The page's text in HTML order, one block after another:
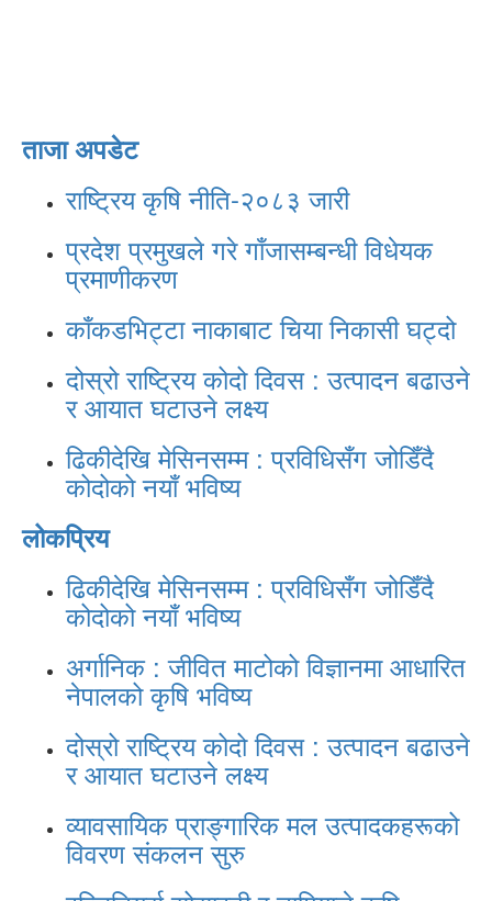
ताजा अपडेट
राष्ट्रिय कृषि नीति-२०८३ जारी
प्रदेश प्रमुखले गरे गाँजासम्बन्धी विधेयक
प्रमाणीकरण
काँकडभिट्टा नाकाबाट चिया निकासी घट्दो
दोस्रो राष्ट्रिय कोदो दिवस : उत्पादन बढाउने
र आयात घटाउने लक्ष्य
ढिकीदेखि मेसिनसम्म : प्रविधिसँग जोडिँदै
कोदोको नयाँ भविष्य
लोकप्रिय
ढिकीदेखि मेसिनसम्म : प्रविधिसँग जोडिँदै
कोदोको नयाँ भविष्य
अर्गानिक : जीवित माटोको विज्ञानमा आधारित
नेपालको कृषि भविष्य
दोस्रो राष्ट्रिय कोदो दिवस : उत्पादन बढाउने
र आयात घटाउने लक्ष्य
व्यावसायिक प्राङ्गारिक मल उत्पादकहरूको
विवरण संकलन सुरु